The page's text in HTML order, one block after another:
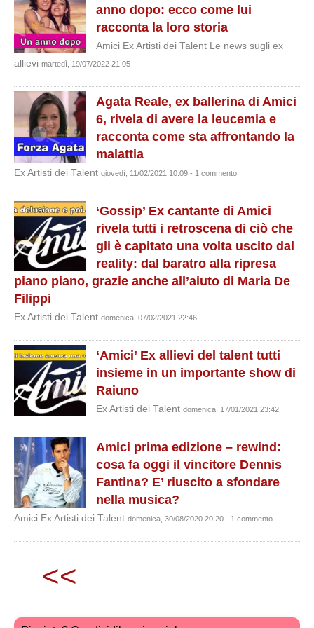
anno dopo: ecco come lui
racconta la loro storia
Amici Ex Artisti dei Talent Le news sugli ex
allievi martedì, 19/07/2022 21:05
Agata Reale, ex ballerina di Amici
6, rivela di avere la leucemia e
racconta come sta affrontando la
malattia
Ex Artisti dei Talent giovedì, 11/02/2021 10:09 - 1 commento
‘Gossip’ Ex cantante di Amici
rivela tutti i retroscena di ciò che
gli è capitato una volta uscito dal
reality: dal baratro alla ripresa
piano piano, grazie anche all’aiuto di Maria De
Filippi
Ex Artisti dei Talent domenica, 07/02/2021 22:46
‘Amici’ Ex allievi del talent tutti
insieme in un importante show di
Raiuno
Ex Artisti dei Talent domenica, 17/01/2021 23:42
Amici prima edizione – rewind:
cosa fa oggi il vincitore Dennis
Fantina? E’ riuscito a sfondare
nella musica?
Amici Ex Artisti dei Talent domenica, 30/08/2020 20:20 - 1 commento
<<